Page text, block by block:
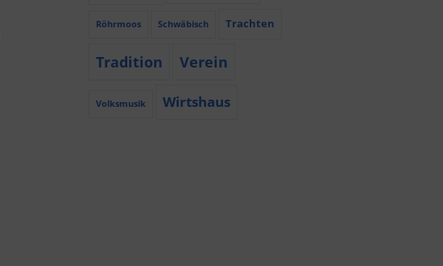
Röhrmoos Schwäbisch Trachten
Tradition Verein
Volksmusik Wirtshaus